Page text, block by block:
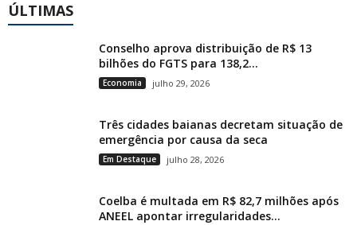
ÚLTIMAS
Conselho aprova distribuição de R$ 13
bilhões do FGTS para 138,2...
Economia julho 29, 2026
Três cidades baianas decretam situação de
emergência por causa da seca
Em Destaque julho 28, 2026
Coelba é multada em R$ 82,7 milhões após
ANEEL apontar irregularidades...